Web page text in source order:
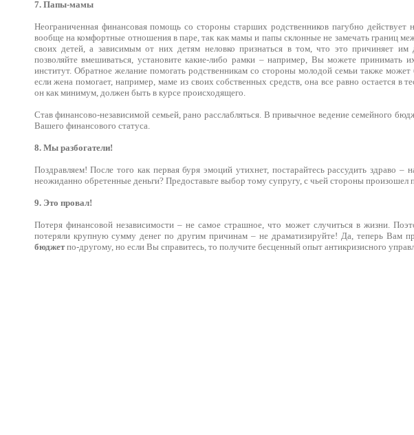
7. Папы-мамы
Неограниченная финансовая помощь со стороны старших родственников пагубно действует
вообще на комфортные отношения в паре, так как мамы и папы склонные не замечать границ
своих детей, а зависимым от них детям неловко признаться в том, что это причиняет им
позволяйте вмешиваться, установите какие-либо рамки – например, Вы можете принимать
институт. Обратное желание помогать родственникам со стороны молодой семьи также
если жена помогает, например, маме из своих собственных средств, она все равно остается в
он как минимум, должен быть в курсе происходящего.
Став финансово-независимой семьей, рано расслабляться. В привычное ведение семейного
Вашего финансового статуса.
8. Мы разбогатели!
Поздравляем! После того как первая буря эмоций утихнет, постарайтесь рассудить здраво
неожиданно обретенные деньги? Предоставьте выбор тому супругу, с чьей стороны произошел
9. Это провал!
Потеря финансовой независимости – не самое страшное, что может случиться в жизни.
потеряли крупную сумму денег по другим причинам – не драматизируйте! Да, теперь Вам
бюджетпо-другому, но если Вы справитесь, то получите бесценный опыт антикризисного